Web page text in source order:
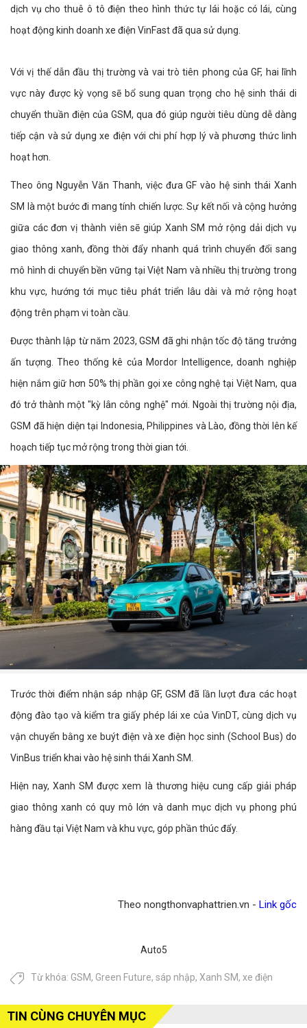
dịch vụ cho thuê ô tô điện theo hình thức tự lái hoặc có lái, cùng
hoạt động kinh doanh xe điện VinFast đã qua sử dụng.
Với vị thế dẫn đầu thị trường và vai trò tiên phong của GF, hai lĩnh
vực này được kỳ vọng sẽ bổ sung quan trọng cho hệ sinh thái di
chuyển thuần điện của GSM, qua đó giúp người tiêu dùng dễ dàng
tiếp cận và sử dụng xe điện với chi phí hợp lý và phương thức linh
hoạt hơn.
Theo ông Nguyễn Văn Thanh, việc đưa GF vào hệ sinh thái Xanh
SM là một bước đi mang tính chiến lược. Sự kết nối và cộng hưởng
giữa các đơn vị thành viên sẽ giúp Xanh SM mở rộng dải dịch vụ
giao thông xanh, đồng thời đẩy nhanh quá trình chuyển đổi sang
mô hình di chuyển bền vững tại Việt Nam và nhiều thị trường trong
khu vực, hướng tới mục tiêu phát triển lâu dài và mở rộng hoạt
động trên phạm vi toàn cầu.
Được thành lập từ năm 2023, GSM đã ghi nhận tốc độ tăng trưởng
ấn tượng. Theo thống kê của Mordor Intelligence, doanh nghiệp
hiện nắm giữ hơn 50% thị phần gọi xe công nghệ tại Việt Nam, qua
đó trở thành một "kỳ lân công nghệ" mới. Ngoài thị trường nội địa,
GSM đã hiện diện tại Indonesia, Philippines và Lào, đồng thời lên kế
hoạch tiếp tục mở rộng trong thời gian tới.
Trước thời điểm nhận sáp nhập GF, GSM đã lần lượt đưa các hoạt
động đào tạo và kiểm tra giấy phép lái xe của VinDT, cùng dịch vụ
vận chuyển bằng xe buýt điện và xe điện học sinh (School Bus) do
VinBus triển khai vào hệ sinh thái Xanh SM.
Hiện nay, Xanh SM được xem là thương hiệu cung cấp giải pháp
giao thông xanh có quy mô lớn và danh mục dịch vụ phong phú
hàng đầu tại Việt Nam và khu vực, góp phần thúc đẩy.
Theo nongthonvaphattrien.vn - Link gốc
Auto5
Từ khóa: GSM, Green Future, sáp nhập, Xanh SM, xe điện
TIN CÙNG CHUYÊN MỤC